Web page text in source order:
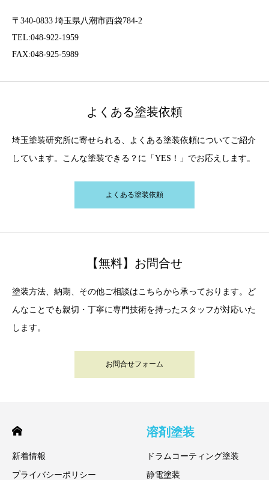
〒340-0833 埼玉県八潮市西袋784-2
TEL:048-922-1959
FAX:048-925-5989
よくある塗装依頼
埼玉塗装研究所に寄せられる、よくある塗装依頼についてご紹介
しています。こんな塗装できる？に「YES！」でお応えします。
よくある塗装依頼
【無料】お問合せ
塗装方法、納期、その他ご相談はこちらから承っております。ど
んなことでも親切・丁寧に専門技術を持ったスタッフが対応いた
します。
お問合せフォーム
新着情報
プライバシーポリシー
溶剤塗装
ドラムコーティング塗装
静電塗装